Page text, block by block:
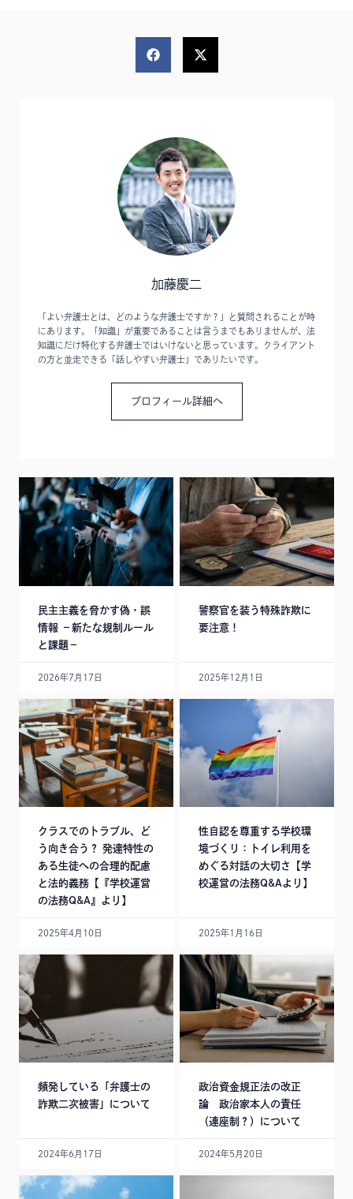
加藤慶二
「よい弁護士とは、どのような弁護士ですか？」と質問されることが時
にあります。「知識」が重要であることは言うまでもありませんが、法
知識にだけ特化する弁護士ではいけないと思っています。クライアント
の方と並走できる「話しやすい弁護士」でありたいです。
プロフィール詳細へ
民主主義を脅かす偽・誤
情報 －新たな規制ルール
と課題－
2026年7月17日
警察官を装う特殊詐欺に
要注意！
2025年12月1日
クラスでのトラブル、ど
う向き合う？ 発達特性の
ある生徒への合理的配慮
と法的義務【『学校運営
の法務Q&A』より】
2025年4月10日
性自認を尊重する学校環
境づくり：トイレ利用を
めぐる対話の大切さ【学
校運営の法務Q&Aより】
2025年1月16日
頻発している「弁護士の
詐欺二次被害」について
2024年6月17日
政治資金規正法の改正
論 政治家本人の責任
（連座制？）について
2024年5月20日